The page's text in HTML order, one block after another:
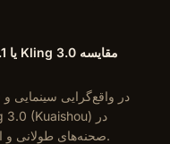
صحنه‌های طولانی و